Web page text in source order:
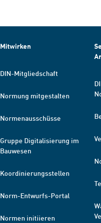
Mitwirken
DIN-Mitgliedschaft
Normung mitgestalten
Normenausschüsse
Gruppe Digitalisierung im
Bauwesen
Koordinierungsstellen
Norm-Entwurfs-Portal
Normen initiieren